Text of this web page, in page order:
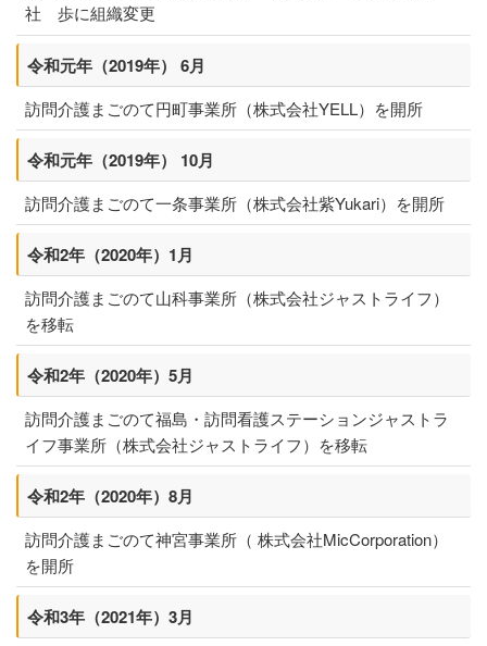
社 歩に組織変更
令和元年（2019年） 6月
訪問介護まごのて円町事業所（株式会社YELL）を開所
令和元年（2019年） 10月
訪問介護まごのて一条事業所（株式会社紫Yukari）を開所
令和2年（2020年）1月
訪問介護まごのて山科事業所（株式会社ジャストライフ）
を移転
令和2年（2020年）5月
訪問介護まごのて福島・訪問看護ステーションジャストラ
イフ事業所（株式会社ジャストライフ）を移転
令和2年（2020年）8月
訪問介護まごのて神宮事業所（ 株式会社MicCorporation）
を開所
令和3年（2021年）3月